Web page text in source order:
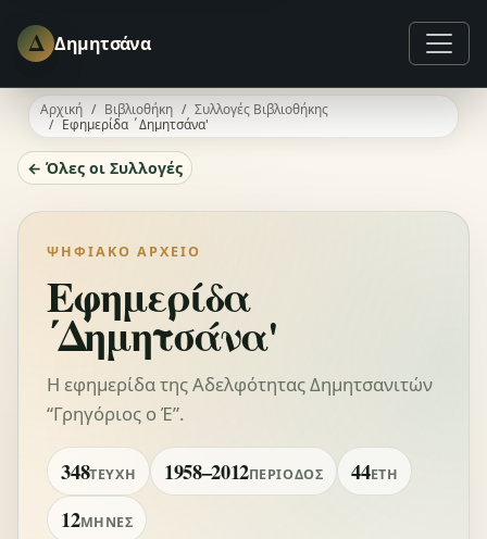
Δ Δημητσάνα
Αρχική Βιβλιοθήκη
Συλλογές Βιβλιοθήκης
Εφημερίδα ΄Δημητσάνα'
← Όλες οι Συλλογές
ΨΗΦΙΑΚΌ ΑΡΧΕΊΟ
Εφημερίδα
΄Δημητσάνα'
Η εφημερίδα της Αδελφότητας Δημητσανιτών
“Γρηγόριος ο Έ”.
348ΤΕΎΧΗ 1958–2012ΠΕΡΊΟΔΟΣ 44ΈΤΗ
12ΜΉΝΕΣ